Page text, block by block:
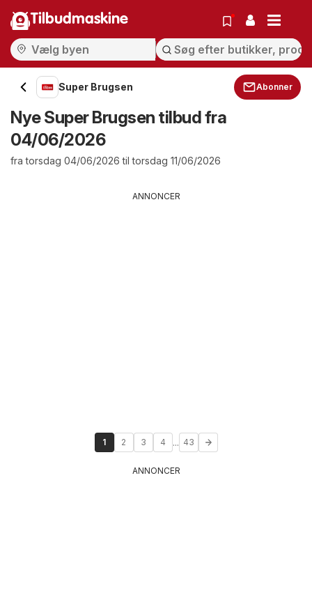
Tilbudmaskine
Super Brugsen Abonner
Nye Super Brugsen tilbud fra
04/06/2026
fra torsdag 04/06/2026 til torsdag 11/06/2026
ANNONCER
1 2 3 4 ... 43
ANNONCER